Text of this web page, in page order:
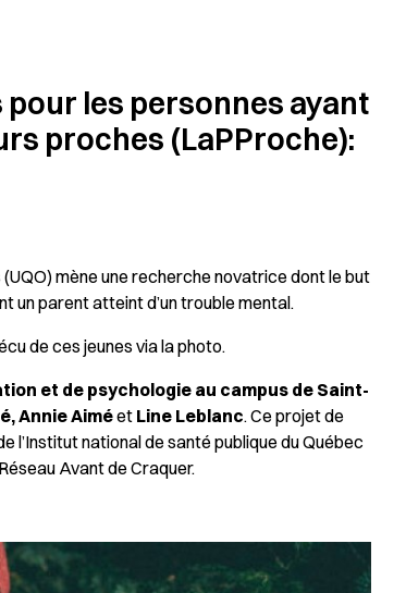
les personnes ayant
proches (LaPProche):
mène une recherche novatrice dont le but
un parent atteint d’un trouble mental.
de ces jeunes via la photo.
et de psychologie au campus de Saint-
Annie Aiméet Line Leblanc. Ce projet de
national de santé publique du Québec
Avant de Craquer.